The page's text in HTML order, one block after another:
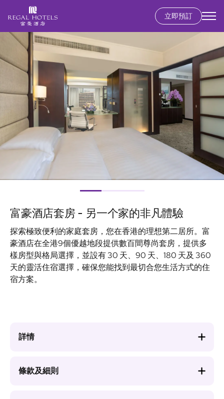
主
立即預訂
Secondary
menu
富豪酒店套房 - 另一个家的非凡體驗
探索極致便利的家庭套房，您在香港的理想第二居所。富
豪酒店在全港9個優越地段提供數百間尊尚套房，提供多
樣房型與格局選擇，並設有 30 天、90 天、180 天及 360
天的靈活住宿選擇，確保您能找到最切合您生活方式的住
宿方案。
詳情
條款及細則